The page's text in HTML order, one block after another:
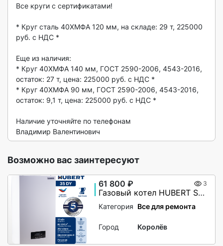
Все круги с сертификатами!
* Круг сталь 40ХМФА 120 мм, на складе: 29 т, 225000
руб. с НДС *
Еще из наличия:
* Круг 40ХМФА 140 мм, ГОСТ 2590-2006, 4543-2016,
остаток: 27 т, цена: 225000 руб. с НДС *
* Круг 40ХМФА 90 мм, ГОСТ 2590-2006, 4543-2016,
остаток: 9,1 т, цена: 225000 руб. с НДС *
Наличие уточняйте по телефонам
Владимир Валентинович
Возможно вас заинтересуют
61 800 ₽ 3
Газовый котел HUBERT Smart AGB 35DY настенный двухконтурный
Категория Все для ремонта
Город Королёв